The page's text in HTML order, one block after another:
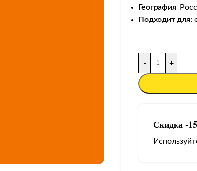
География:
Подходит для:
- +
Скидка -